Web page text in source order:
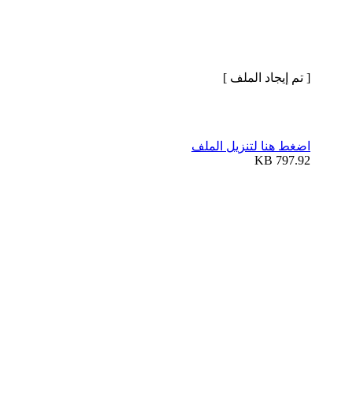
[ تم إيجاد الملف ]
اضغط هنا لتنزيل الملف
797.92 KB